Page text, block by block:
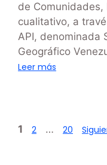
de
cualitativo, a
API, denominada
Geográfico
Leer más
1 2 … 20